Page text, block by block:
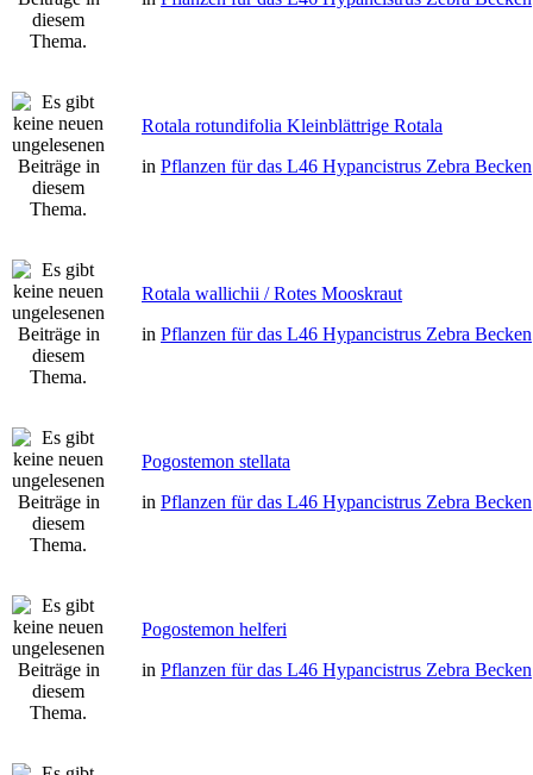
Rotala rotundifolia Kleinblättrige Rotala
in Pflanzen für das L46 Hypancistrus Zebra Becken
Rotala wallichii / Rotes Mooskraut
in Pflanzen für das L46 Hypancistrus Zebra Becken
Pogostemon stellata
in Pflanzen für das L46 Hypancistrus Zebra Becken
Pogostemon helferi
in Pflanzen für das L46 Hypancistrus Zebra Becken